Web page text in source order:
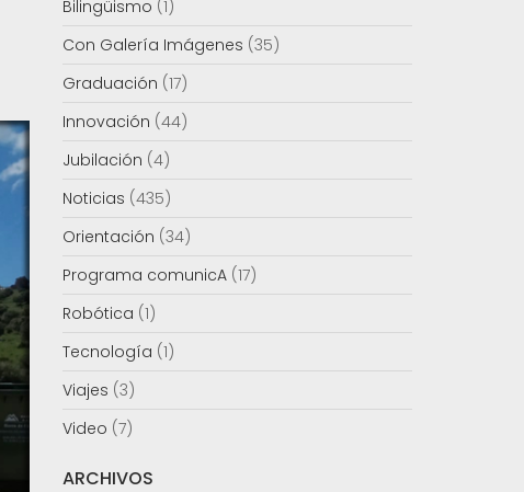
Bilingüismo (1)
Con Galería Imágenes (35)
Graduación (17)
Innovación (44)
Jubilación (4)
Noticias (435)
Orientación (34)
Programa comunicA(17)
Robótica (1)
Tecnología (1)
Viajes (3)
Video (7)
ARCHIVOS